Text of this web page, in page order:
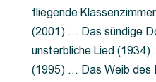
fliegende
(2001) … Das sündige
unsterbliche Lied
(1995) … Das Weib des